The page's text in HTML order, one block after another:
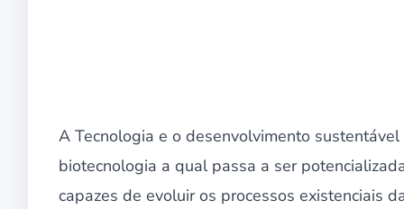
A Tecnologia e o desenvolvimento
biotecnologia a qual passa a ser
capazes de evoluir os processos existenciais